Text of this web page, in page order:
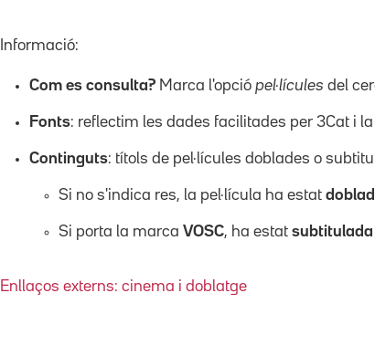
Informació:
Com es consulta? Marca l'opció pel·lícules del
Fonts: reflectim les dades facilitades per 3Cat i
Continguts: títols de pel·lícules doblades o
Si no s'indica res, la pel·lícula ha estat
Si porta la marca VOSC, ha estat subtitulada
Enllaços externs: cinema i doblatge